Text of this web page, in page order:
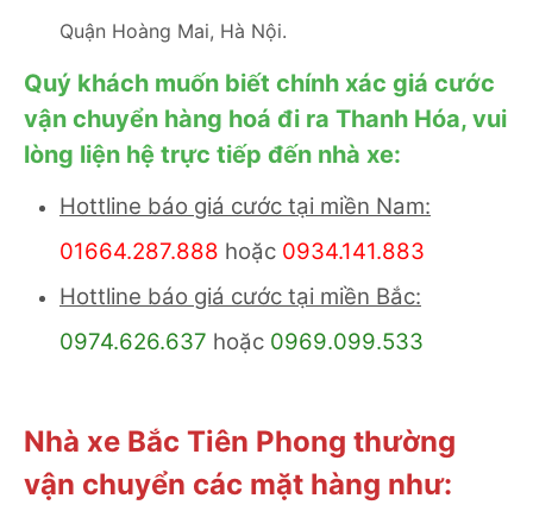
Quận Hoàng Mai, Hà Nội.
Quý khách muốn biết chính xác giá cước
vận chuyển hàng hoá đi ra Thanh Hóa, vui
lòng liện hệ trực tiếp đến nhà xe:
Hottline báo giá cước tại miền Nam:
01664.287.888 hoặc 0934.141.883
Hottline báo giá cước tại miền Bắc:
0974.626.637 hoặc 0969.099.533
Nhà xe Bắc Tiên Phong thường
vận chuyển các mặt hàng như: